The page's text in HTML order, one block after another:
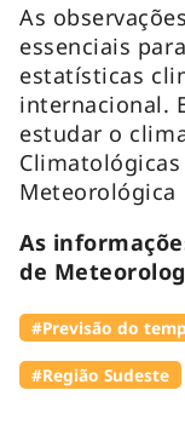
As
essenciais
estatísticas
internacional.
estudar o
Meteorológica
As
de
#Previsão do
#Região Sudeste